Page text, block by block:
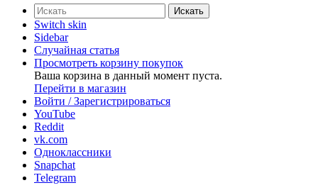
Искать
Switch skin
Sidebar
Случайная статья
Просмотреть корзину покупок
Ваша корзина в данный момент пуста.
Перейти в магазин
Войти / Зарегистрироваться
YouTube
Reddit
vk.com
Одноклассники
Snapchat
Telegram